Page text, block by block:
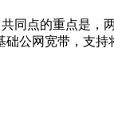
点的重点是，
公网宽带，支